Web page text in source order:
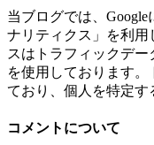
当ブログでは、
ナリティクス」を利用
スはトラフィックデー
を使用しております
ており、個人を特定す
コメントについて